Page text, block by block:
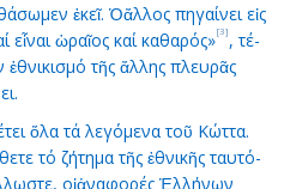
ἐ­κεῖ. Ὁἄλ­λος πη­γαί­νει εἰς
εἶ­ναι ὡ­ραῖ­ος καί κα­θα­ρός»[3] , τέ­
τῆς ἄλ­λης πλευ­ρᾶς
ὅ­λα τά λε­γό­με­να τοῦ Κώτ­τα.
τό ζή­τη­μα τῆς ἐ­θνι­κῆς ταυ­τό­
οἱἀ­να­φο­ρές Ἑλ­λή­νων